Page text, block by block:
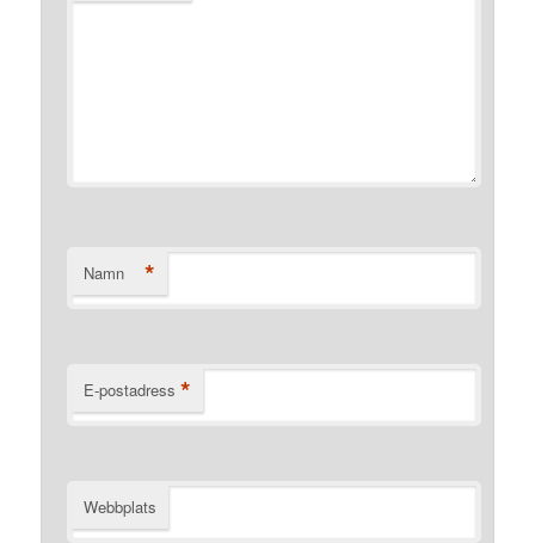
Namn *
E-postadress *
Webbplats